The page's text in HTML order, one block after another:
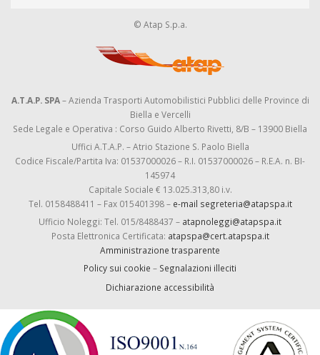
© Atap S.p.a.
A.T.A.P. SPA– Azienda Trasporti Automobilistici Pubblici delle Province di
Biella e Vercelli
Sede Legale e Operativa : Corso Guido Alberto Rivetti, 8/B – 13900 Biella
Uffici A.T.A.P. – Atrio Stazione S. Paolo Biella
Codice Fiscale/Partita Iva: 01537000026 – R.I. 01537000026 – R.E.A. n. BI-
145974
Capitale Sociale € 13.025.313,80 i.v.
Tel. 0158488411 – Fax 015401398 – e-mail segreteria@atapspa.it
Ufficio Noleggi: Tel. 015/8488437 – atapnoleggi@atapspa.it
Posta Elettronica Certificata: atapspa@cert.atapspa.it
Amministrazione trasparente
Policy sui cookie – Segnalazioni illeciti
Dichiarazione accessibilità